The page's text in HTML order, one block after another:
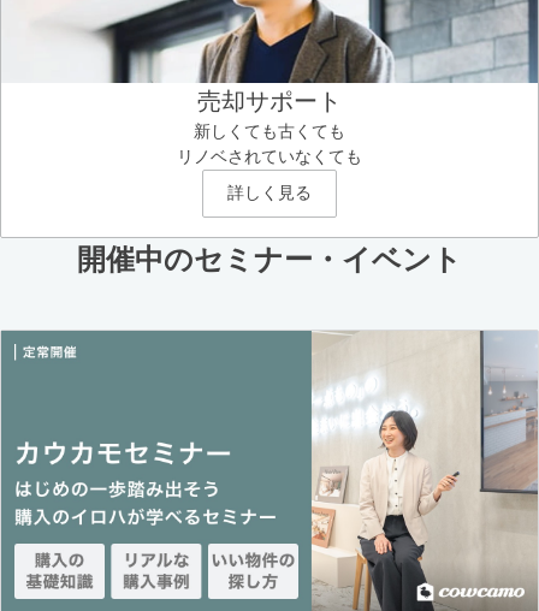
売却サポート
新しくても古くても
リノベされていなくても
詳しく見る
開催中のセミナー・イベント